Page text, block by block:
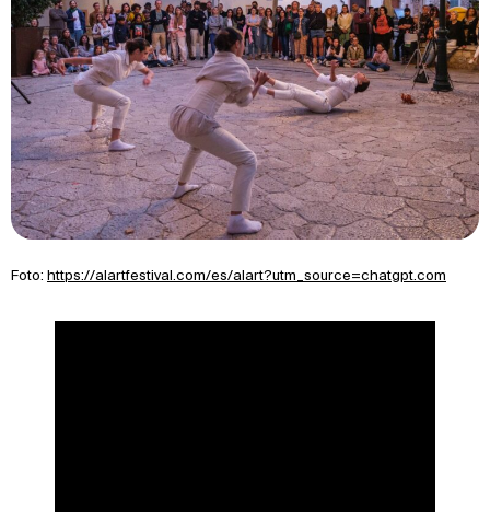
Foto: https://alartfestival.com/es/alart?utm_source=chatgpt.com